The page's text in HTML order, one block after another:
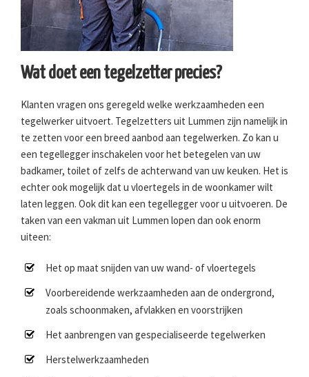
Wat doet een tegelzetter precies?
Klanten vragen ons geregeld welke werkzaamheden een
tegelwerker uitvoert. Tegelzetters uit Lummen zijn namelijk in
te zetten voor een breed aanbod aan tegelwerken. Zo kan u
een tegellegger inschakelen voor het betegelen van uw
badkamer, toilet of zelfs de achterwand van uw keuken. Het is
echter ook mogelijk dat u vloertegels in de woonkamer wilt
laten leggen. Ook dit kan een tegellegger voor u uitvoeren. De
taken van een vakman uit Lummen lopen dan ook enorm
uiteen:
Het op maat snijden van uw wand- of vloertegels
Voorbereidende werkzaamheden aan de ondergrond,
zoals schoonmaken, afvlakken en voorstrijken
Het aanbrengen van gespecialiseerde tegelwerken
Herstelwerkzaamheden